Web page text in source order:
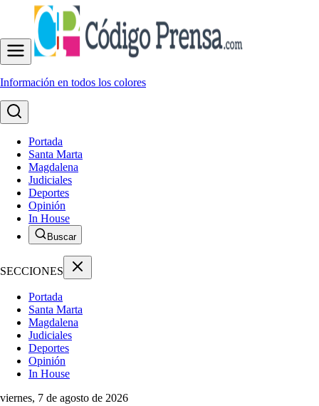
Información en todos los colores
Portada
Santa Marta
Magdalena
Judiciales
Deportes
Opinión
In House
Buscar
SECCIONES
Portada
Santa Marta
Magdalena
Judiciales
Deportes
Opinión
In House
viernes, 7 de agosto de 2026